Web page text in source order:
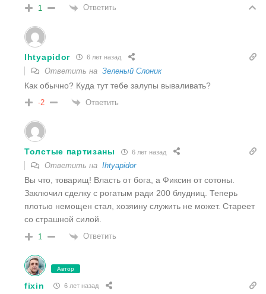
1 Ответить
Ihtyapidor 6 лет назад
Ответить на Зеленый Слоник
Как обычно? Куда тут тебе залупы вываливать?
-2 Ответить
Толстые партизаны 6 лет назад
Ответить на Ihtyapidor
Вы что, товарищ! Власть от бога, а Фиксин от сотоны.
Заключил сделку с рогатым ради 200 блудниц. Теперь
плотью немощен стал, хозяину служить не может. Стареет
со страшной силой.
1 Ответить
Автор
fixin 6 лет назад